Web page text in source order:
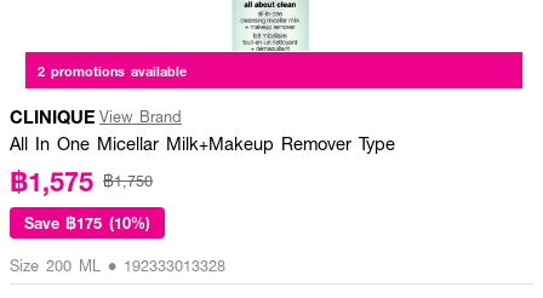
2 promotions available
CLINIQUE View Brand
All In One Micellar Milk+Makeup Remover Type
฿1,575 ฿1,750
Save ฿175 (10%)
Size 200 ML • 192333013328